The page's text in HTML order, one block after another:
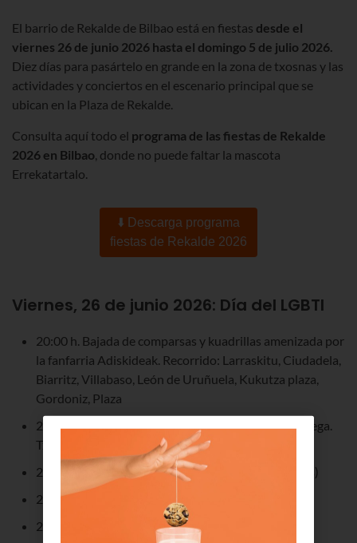
El barrio de Rekalde de Bilbao está en fiestas desde el
viernes 26 de junio 2026 hasta el domingo 5 de julio 2026.
Diez días para pasártelo en grande en la zona de txosnas y las
actividades y conciertos en el escenario principal que se
ubican en la Plaza de Rekalde.
Consulta aquí todo el programa de las fiestas de Rekalde
2026 en Bilbao, donde no puede faltar la mascota
Errekatartalo.
⬇️ Descarga programa
fiestas de Rekalde 2026
Viernes, 26 de junio 2026: Día del LGBTI
20:00 h. Bajada de comparsas y kuadrillas amenizada por
la fanfarria Adiskideak. Recorrido: Larraskitu, Ciudadela,
Biarritz, Villabaso, León de Uruñuela, Kukutza plaza,
Gordoniz, Plaza
21:15 h. Pregón de fiestas a cargo de Fernando Ortega.
Txupinazo y apertura de txosnas.
21:30 h. Drag Gala de Rekalde (House of Basqueers)
23:30 h. Toro de fuego
23:45 h. Dj Sukha & Dj May O'naisse